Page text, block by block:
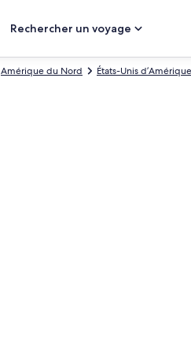
Rechercher un voyage
États-Unis d’Amérique
Amérique du Nord